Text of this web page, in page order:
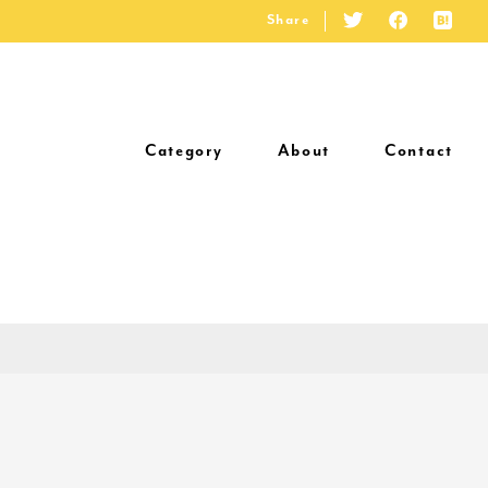
Share
Category About Contact